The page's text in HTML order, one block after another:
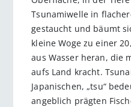
Tsunamiwelle in
gestaucht und bäumt
kleine Woge zu einer
aus Wasser heran, die
aufs Land kracht.
Japanischen, „tsu“
angeblich prägten